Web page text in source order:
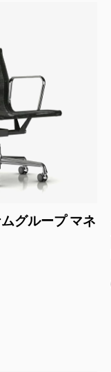
グループ マネ
イト）
リー）